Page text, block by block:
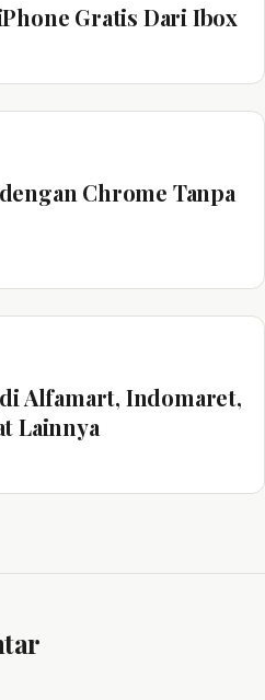
Gratis Dari Ibox
Chrome Tanpa
Alfamart, Indomaret,
Lainnya